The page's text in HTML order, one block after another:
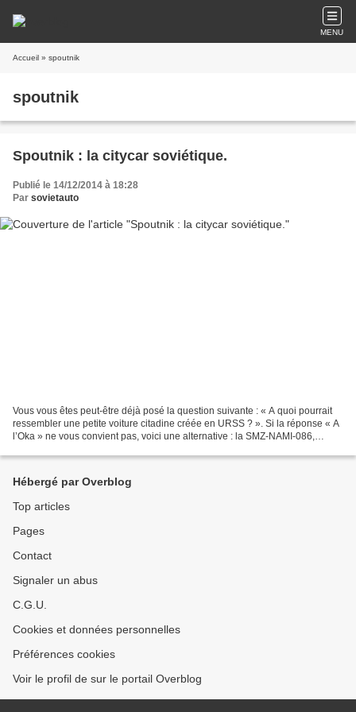
MENU
Accueil » spoutnik
spoutnik
Spoutnik : la citycar soviétique.
Publié le 14/12/2014 à 18:28
Par sovietauto
Vous vous êtes peut-être déjà posé la question suivante : « A quoi pourrait
ressembler une petite voiture citadine créée en URSS ? ». Si la réponse « A
l’Oka » ne vous convient pas, voici une alternative : la SMZ-NAMI-086,
Hébergé par Overblog
Top articles
Pages
Contact
Signaler un abus
C.G.U.
Cookies et données personnelles
Préférences cookies
Voir le profil de sur le portail Overblog